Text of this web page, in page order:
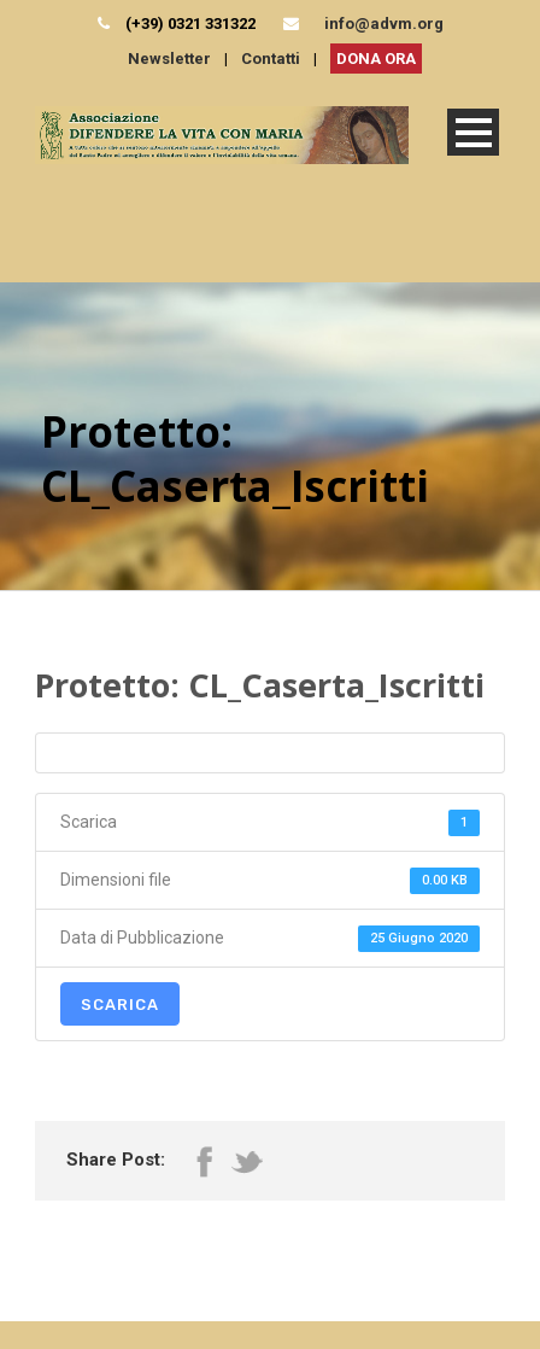
(+39) 0321 331322
info@advm.org
Newsletter
| Contatti | DONA ORA
Protetto:
CL_Caserta_Iscritti
Protetto: CL_Caserta_Iscritti
Scarica 1
Dimensioni file 0.00 KB
Data di Pubblicazione 25 Giugno 2020
SCARICA
Share Post: